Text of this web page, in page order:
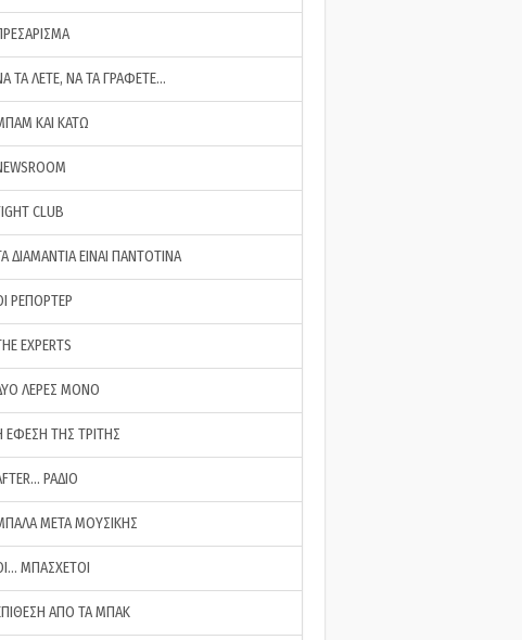
ΤΑ ΛΕΤΕ, ΝΑ ΤΑ ΓΡΑΦΕΤΕ…
ΚΑΙ ΚΑΤΩ
CLUB
ΔΙΑΜΑΝΤΙΑ ΕΙΝΑΙ ΠΑΝΤΟΤΙΝΑ
ΡΕΠΟΡΤΕΡ
EXPERTS
ΛΕΡΕΣ ΜΟΝΟ
ΕΦΕΣΗ ΤΗΣ ΤΡΙΤΗΣ
ΡΑΔΙΟ
ΜΕΤΑ ΜΟΥΣΙΚΗΣ
ΜΠΑΣΧΕΤΟΙ
ΑΠΟ ΤΑ ΜΠΑΚ